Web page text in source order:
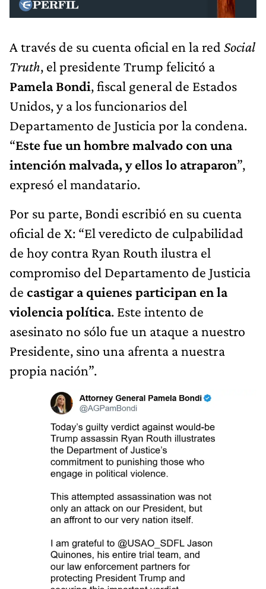
A través de su cuenta oficial en la red Social
Truth, el presidente Trump felicitó a
Pamela Bondi, fiscal general de Estados
Unidos, y a los funcionarios del
Departamento de Justicia por la condena.
“Este fue un hombre malvado con una
intención malvada, y ellos lo atraparon”,
expresó el mandatario.
Por su parte, Bondi escribió en su cuenta
oficial de X: “El veredicto de culpabilidad
de hoy contra Ryan Routh ilustra el
compromiso del Departamento de Justicia
de castigar a quienes participan en la
violencia política. Este intento de
asesinato no sólo fue un ataque a nuestro
Presidente, sino una afrenta a nuestra
propia nación”.